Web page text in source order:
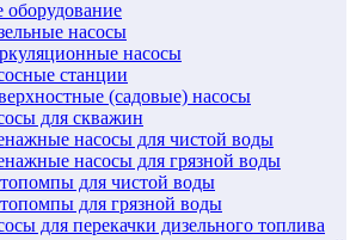
оборудование
насосы
насосы
станции
(садовые) насосы
для скважин
насосы для чистой воды
насосы для грязной воды
для чистой воды
для грязной воды
для перекачки дизельного топлива